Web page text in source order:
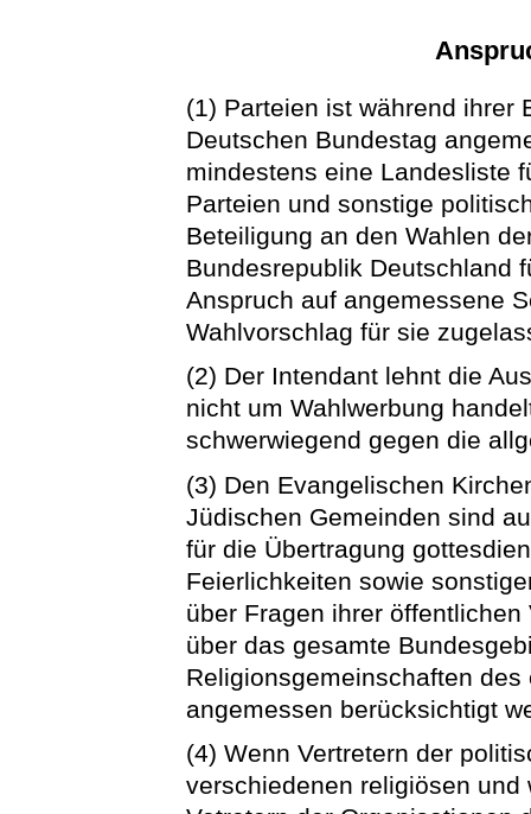
(1) Parteien ist während ihrer
Deutschen Bundestag
mindestens eine Landesliste
Parteien und sonstige
Beteiligung an den Wahlen
Bundesrepublik Deutschland
Anspruch auf angemessene
Wahlvorschlag für sie
(2) Der Intendant lehnt die
nicht um Wahlwerbung
schwerwiegend gegen die
(3) Den Evangelischen
Jüdischen Gemeinden sind
für die Übertragung
Feierlichkeiten sowie
über Fragen ihrer
über das gesamte
Religionsgemeinschaften
angemessen berücksichtigt
(4) Wenn Vertretern der
verschiedenen religiösen